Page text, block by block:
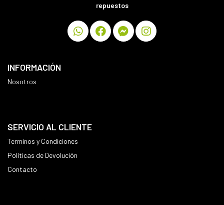
repuestos
INFORMACIÓN
Nosotros
SERVICIO AL CLIENTE
Terminos y Condiciones
Políticas de Devolución
Contacto